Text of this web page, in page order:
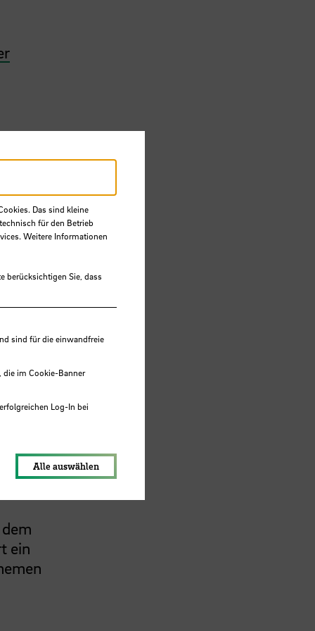
ein
Das sind kleine
für den Betrieb
Weitere Informationen
berücksichtigen Sie, dass
sind für die einwandfreie
die im Cookie-Banner
Log-In bei
Alle auswählen